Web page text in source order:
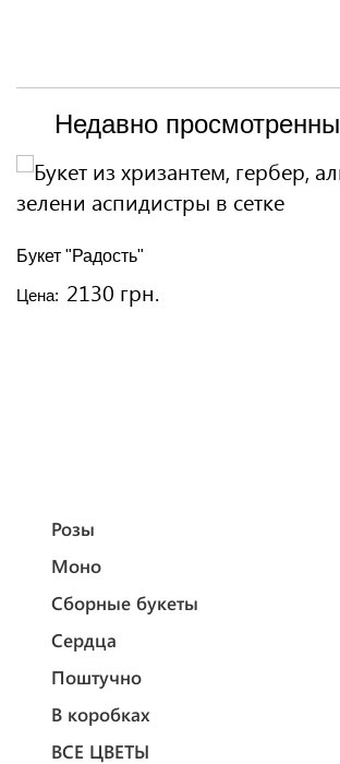
Недавно
Букет "Радость"
Цена: 2130 грн.
Розы
Моно
Сборные букеты
Сердца
Поштучно
В коробках
ВСЕ ЦВЕТЫ